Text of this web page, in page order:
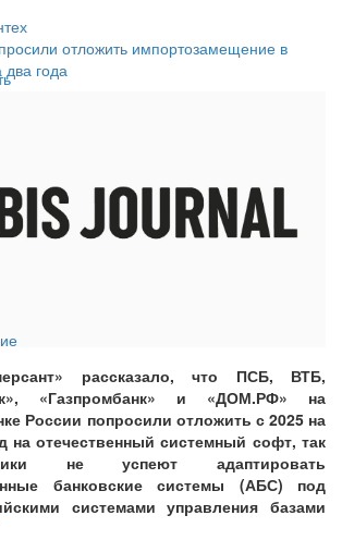
отложить импортозамещение в
года
рассказало, что ПСБ, ВТБ,
«Газпромбанк» и «ДОМ.РФ» на
России попросили отложить с 2025 на
на отечественный системный софт, так
не успеют адаптировать
банковские системы (АБС) под
системами управления базами